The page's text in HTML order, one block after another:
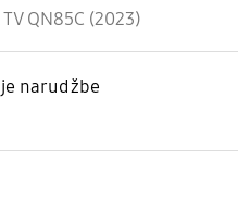
QN85C (2023)
narudžbe